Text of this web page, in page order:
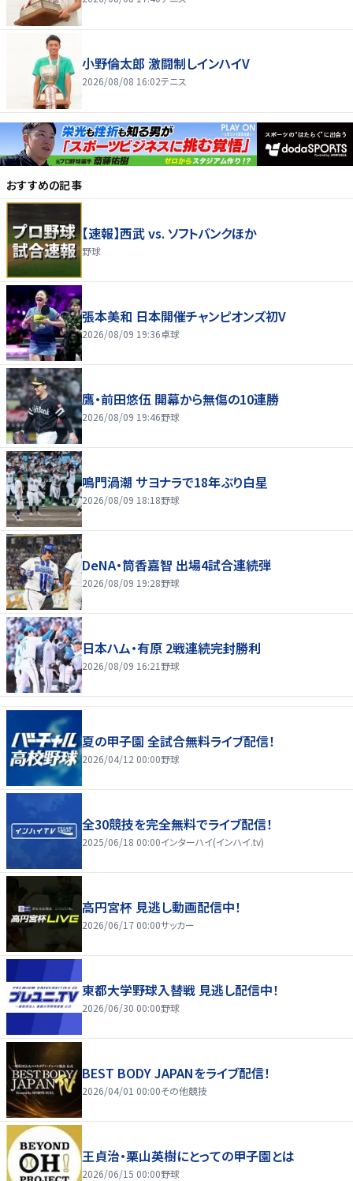
小野倫太郎 激闘制しインハイV
2026/08/08 16:02テニス
おすすめの記事
【速報】西武 vs. ソフトバンクほか
野球
張本美和 日本開催チャンピオンズ初V
2026/08/09 19:36卓球
鷹・前田悠伍 開幕から無傷の10連勝
2026/08/09 19:46野球
鳴門渦潮 サヨナラで18年ぶり白星
2026/08/09 18:18野球
DeNA・筒香嘉智 出場4試合連続弾
2026/08/09 19:28野球
日本ハム・有原 2戦連続完封勝利
2026/08/09 16:21 野球
夏の甲子園 全試合無料ライブ配信！
2026/04/12 00:00野球
全30競技を完全無料でライブ配信！
2025/06/18 00:00インターハイ(インハイ.tv)
高円宮杯 見逃し動画配信中！
2026/06/17 00:00サッカー
東都大学野球入替戦 見逃し配信中！
2026/06/30 00:00野球
BEST BODY JAPANをライブ配信！
2026/04/01 00:00その他競技
王貞治・栗山英樹にとっての甲子園とは
2026/06/15 00:00野球